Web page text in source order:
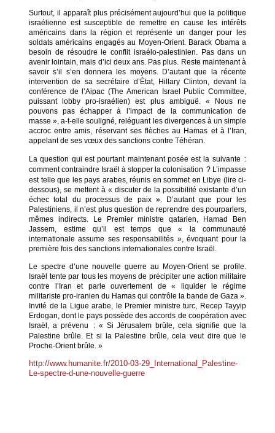
Surtout, il apparaît plus précisément aujourd’hui que la politique
israélienne est susceptible de remettre en cause les intérêts
américains dans la région et représente un danger pour les
soldats américains engagés au Moyen-Orient. Barack Obama a
besoin de résoudre le conflit israélo-palestinien. Pas dans un
avenir lointain, mais d’ici deux ans. Pas plus. Reste maintenant à
savoir s’il s’en donnera les moyens. D’autant que la récente
intervention de sa secrétaire d’État, Hillary Clinton, devant la
conférence de l’Aipac (The American Israel Public Committee,
puissant lobby pro-israélien) est plus ambiguë. « Nous ne
pouvons pas échapper à l’impact de la communication de
masse », a-t-elle souligné, reléguant les divergences à un simple
accroc entre amis, réservant ses flèches au Hamas et à l’Iran,
appelant de ses vœux des sanctions contre Téhéran.
La question qui est pourtant maintenant posée est la suivante :
comment contraindre Israël à stopper la colonisation ? L’impasse
est telle que les pays arabes, réunis en sommet en Libye (lire ci-
dessous), se mettent à « discuter de la possibilité existante d’un
échec total du processus de paix ». D’autant que pour les
Palestiniens, il n’est plus question de reprendre des pourparlers,
mêmes indirects. Le Premier ministre qatarien, Hamad Ben
Jassem, estime qu’il est temps que « la communauté
internationale assume ses responsabilités », évoquant pour la
première fois des sanctions internationales contre Israël.
Le spectre d’une nouvelle guerre au Moyen-Orient se profile.
Israël tente par tous les moyens de précipiter une action militaire
contre l’Iran et parle ouvertement de « liquider le régime
militariste pro-iranien du Hamas qui contrôle la bande de Gaza ».
Invité de la Ligue arabe, le Premier ministre turc, Recep Tayyip
Erdogan, dont le pays possède des accords de coopération avec
Israël, a prévenu
: « Si Jérusalem brûle, cela signifie que la
Palestine brûle. Et si la Palestine brûle, cela veut dire que le
Proche-Orient brûle. »
http://www.humanite.fr/2010-03-29_International_Palestine-
Le-spectre-d-une-nouvelle-guerre